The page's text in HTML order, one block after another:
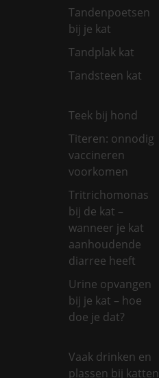
Tandenpoetsen
bij je kat
Tandplak kat
Tandsteen kat
Teek bij hond
Titeren: onnodig
vaccineren
voorkomen
Tritrichomonas
bij de kat –
wanneer je kat
aanhoudende
diarree heeft
Urine opvangen
bij je kat – hoe
doe je dat?
Vaak drinken en
plassen bij katten